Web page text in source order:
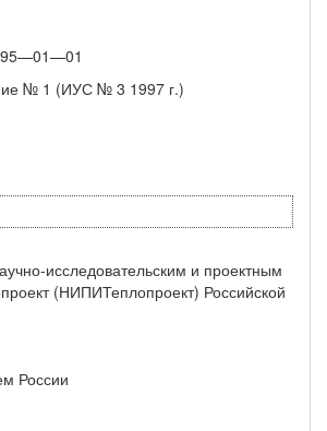
№ 1 (ИУС № 3 1997 г.)
исследовательским и проектным
(НИПИТеплопроект) Российской
России